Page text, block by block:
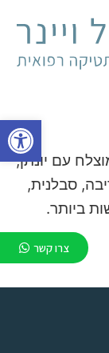
עם יונתן,
סבלנית,
ביותר.
צרו קשר